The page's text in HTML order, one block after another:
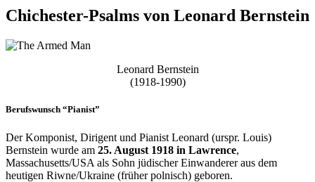
Chichester-Psalms von Leonard Bernstein
Leonard Bernstein
(1918-1990)
Berufswunsch “Pianist”
Der Komponist, Dirigent und Pianist Leonard (urspr. Louis)
Bernstein wurde am 25. August 1918 in Lawrence,
Massachusetts/USA als Sohn jüdischer Einwanderer aus dem
heutigen Riwne/Ukraine (früher polnisch) geboren.